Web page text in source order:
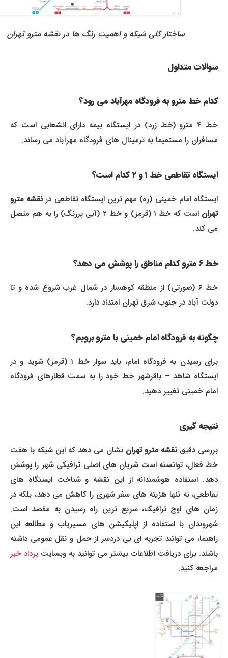
ساختار کلی شبکه و اهمیت رنگ ها در نقشه مترو تهران
سوالات متداول
کدام خط مترو به فرودگاه مهرآباد می رود؟
خط ۴ مترو (خط زرد) در ایستگاه بیمه دارای انشعابی است که
مسافران را مستقیما به ترمینال های فرودگاه مهرآباد می رساند.
ایستگاه تقاطعی خط ۱ و ۲ کدام است؟
ایستگاه امام خمینی (ره) مهم ترین ایستگاه تقاطعی در نقشه مترو
تهران
است که خط ۱ (قرمز) و خط ۲ (آبی پررنگ) را به هم متصل
می کند.
خط ۶ مترو کدام مناطق را پوشش می دهد؟
خط ۶ (صورتی) از منطقه کوهسار در شمال غرب شروع شده و تا
دولت آباد در جنوب شرق تهران امتداد دارد.
چگونه به فرودگاه امام خمینی با مترو برویم؟
برای رسیدن به فرودگاه امام، باید سوار خط ۱ (قرمز) شوید و در
ایستگاه شاهد – باقرشهر خط خود را به سمت قطارهای فرودگاه
امام خمینی تغییر دهید.
نتیجه گیری
بررسی دقیقنقشه مترو تهراننشان می دهد که این شبکه با هفت
خط فعال، توانسته است شریان های اصلی ترافیکی شهر را پوشش
دهد. استفاده هوشمندانه از این نقشه و شناخت ایستگاه های
تقاطعی، نه تنها هزینه های سفر شهری را کاهش می دهد، بلکه در
زمان های اوج ترافیک، سریع ترین راه رسیدن به مقصد است.
شهروندان با استفاده از اپلیکیشن های مسیریاب و مطالعه این
راهنما، می توانند تجربه ای بی دردسر از حمل و نقل عمومی داشته
باشند. برای دریافت اطلاعات بیشتر می توانید به وبسایتپرداد خبر
مراجعه کنید.